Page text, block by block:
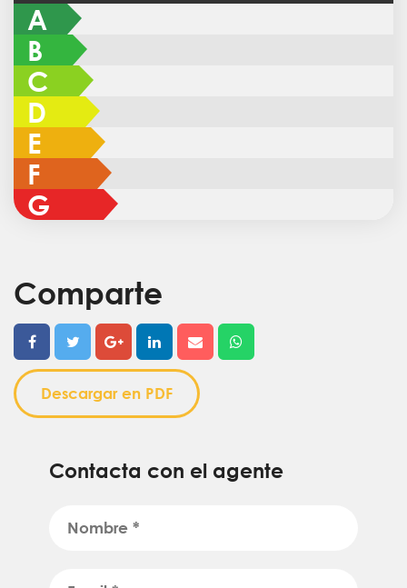
A
B
C
D
E
F
G
Comparte
Descargar en PDF
Contacta con el agente